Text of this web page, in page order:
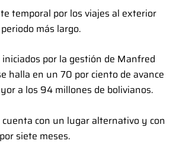
temporal por los viajes al exterior
más largo.
por la gestión de Manfred
halla en un 70 por ciento de avance
a los 94 millones de bolivianos.
con un lugar alternativo y con
siete meses.